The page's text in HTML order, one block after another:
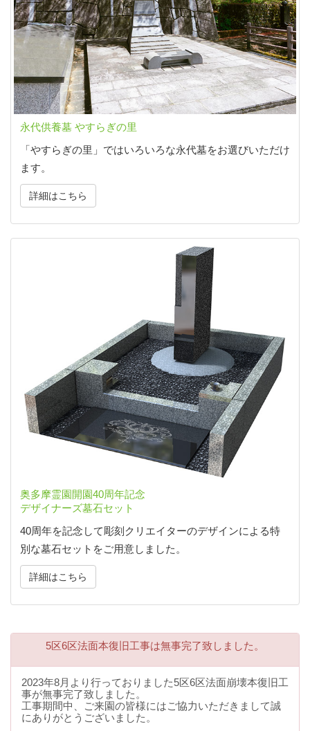
永代供養墓 やすらぎの里
「やすらぎの里」ではいろいろな永代墓をお選びいただけ
ます。
詳細はこちら
奥多摩霊園開園40周年記念
デザイナーズ墓石セット
40周年を記念して彫刻クリエイターのデザインによる特
別な墓石セットをご用意しました。
詳細はこちら
5区6区法面本復旧工事は無事完了致しました。
2023年8月より行っておりました5区6区法面崩壊本復旧工
事が無事完了致しました。
工事期間中、ご来園の皆様にはご協力いただきまして誠
にありがとうございました。